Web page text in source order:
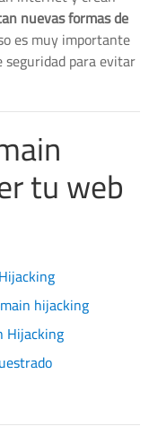
nuevas formas de
es muy importante
para evitar
tu web
hijacking
Hijacking